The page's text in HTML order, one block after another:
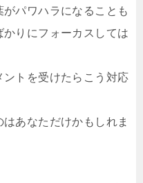
パワハラになることも
りにフォーカスしては
トを受けたらこう対応
あなただけかもしれま